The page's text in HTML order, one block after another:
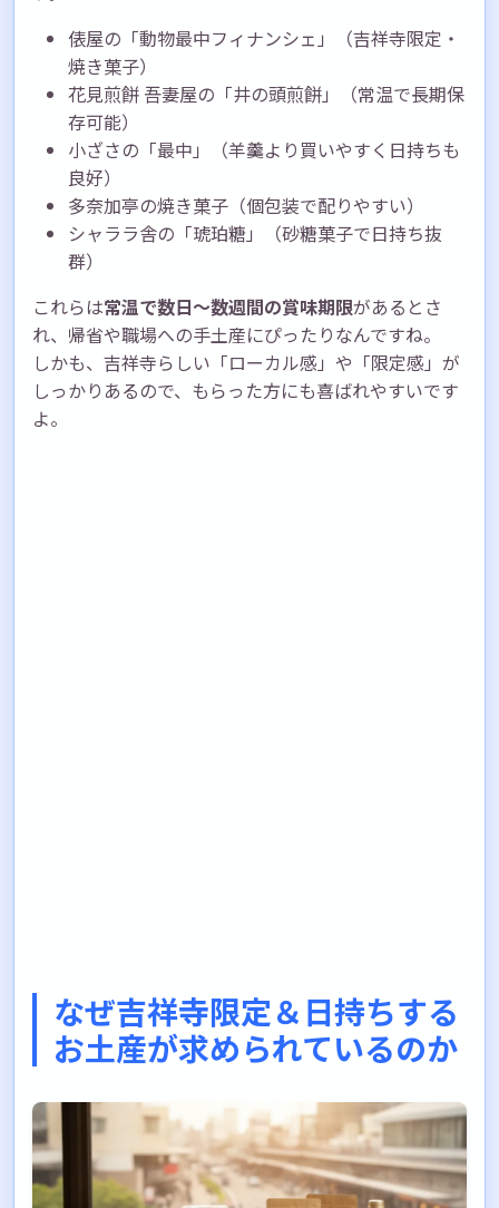
俵屋の「動物最中フィナンシェ」（吉祥寺限定・
焼き菓子）
花見煎餅 吾妻屋の「井の頭煎餅」（常温で長期保
存可能）
小ざさの「最中」（羊羹より買いやすく日持ちも
良好）
多奈加亭の焼き菓子（個包装で配りやすい）
シャララ舎の「琥珀糖」（砂糖菓子で日持ち抜
群）
これらは常温で数日〜数週間の賞味期限があるとさ
れ、帰省や職場への手土産にぴったりなんですね。
しかも、吉祥寺らしい「ローカル感」や「限定感」が
しっかりあるので、もらった方にも喜ばれやすいです
よ。
なぜ吉祥寺限定＆日持ちする
お土産が求められているのか